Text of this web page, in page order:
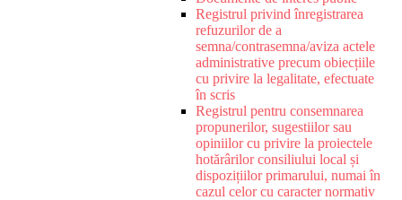
Registrul privind înregistrarea
refuzurilor de a
semna/contrasemna/aviza actele
administrative precum obiecțiile
cu privire la legalitate, efectuate
în scris
Registrul pentru consemnarea
propunerilor, sugestiilor sau
opiniilor cu privire la proiectele
hotărârilor consiliului local și
dispozițiilor primarului, numai în
cazul celor cu caracter normativ